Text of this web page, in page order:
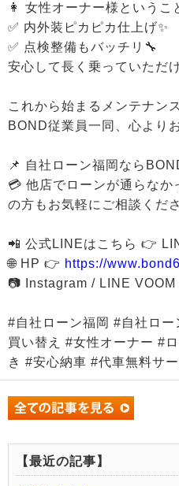
👩 女性オーナー様というこ
✅ 内外装ピカピカ仕上げ✨
✅ 点検整備もバッチリ🔧
安心して長く乗っていただ
これから始まるメンテナン
BOND従業員一同、心より
📌 自社ローン福岡なら
💳 他店でローンが通らなか
の方もお気軽にご相談くだ
📲 公式LINEはこちら 👉
🌐 HP 👉 https://
📷 Instagram / LINE VOOM
#自社ローン福岡 #自社ロ
買い替え #女性オーナー #
き #安心納車 #代車無料サ
【最近の記事】